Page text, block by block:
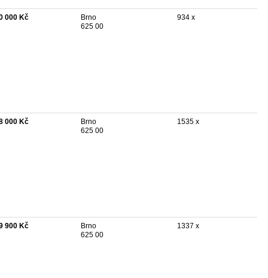
000 Kč
Brno
625 00
934 x
000 Kč
Brno
625 00
1535 x
900 Kč
Brno
625 00
1337 x